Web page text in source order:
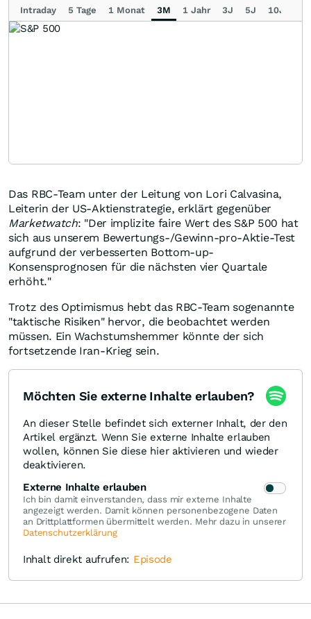
Intraday 5 Tage 1 Monat 3M 1 Jahr 3J 5J 10J
Das RBC-Team unter der Leitung von Lori Calvasina,
Leiterin der US-Aktienstrategie, erklärt gegenüber
Marketwatch: "Der implizite faire Wert des S&P 500 hat
sich aus unserem Bewertungs-/Gewinn-pro-Aktie-Test
aufgrund der verbesserten Bottom-up-
Konsensprognosen für die nächsten vier Quartale
erhöht."
Trotz des Optimismus hebt das RBC-Team sogenannte
"taktische Risiken" hervor, die beobachtet werden
müssen. Ein Wachstumshemmer könnte der sich
fortsetzende Iran-Krieg sein.
Möchten Sie externe Inhalte erlauben?
An dieser Stelle befindet sich externer Inhalt, der den
Artikel ergänzt. Wenn Sie externe Inhalte erlauben
wollen, können Sie diese hier aktivieren und wieder
deaktivieren.
Externe Inhalte erlauben
Ich bin damit einverstanden, dass mir externe Inhalte
angezeigt werden. Damit können personenbezogene Daten
an Drittplattformen übermittelt werden. Mehr dazu in unserer
Datenschutzerklärung
Inhalt direkt aufrufen: Episode